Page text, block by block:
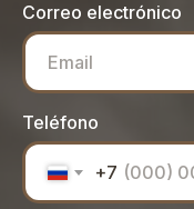
Correo electrónico
Teléfono
+7